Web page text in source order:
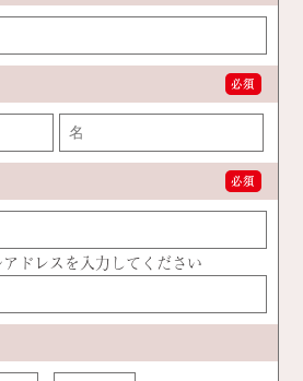
必須
必須
ドレスを入力してください